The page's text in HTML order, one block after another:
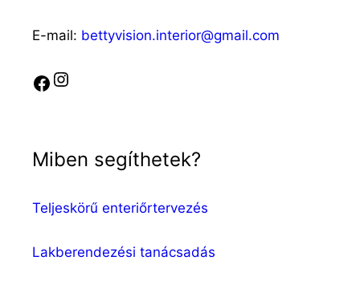
E-mail: bettyvision.interior@gmail.com
Facebook
Instagram
Miben segíthetek?
Teljeskörű enteriőrtervezés
Lakberendezési tanácsadás